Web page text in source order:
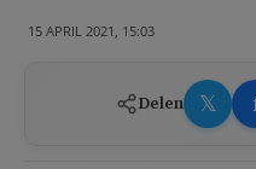
15 APRIL 2021, 15:03
Delen 𝕏